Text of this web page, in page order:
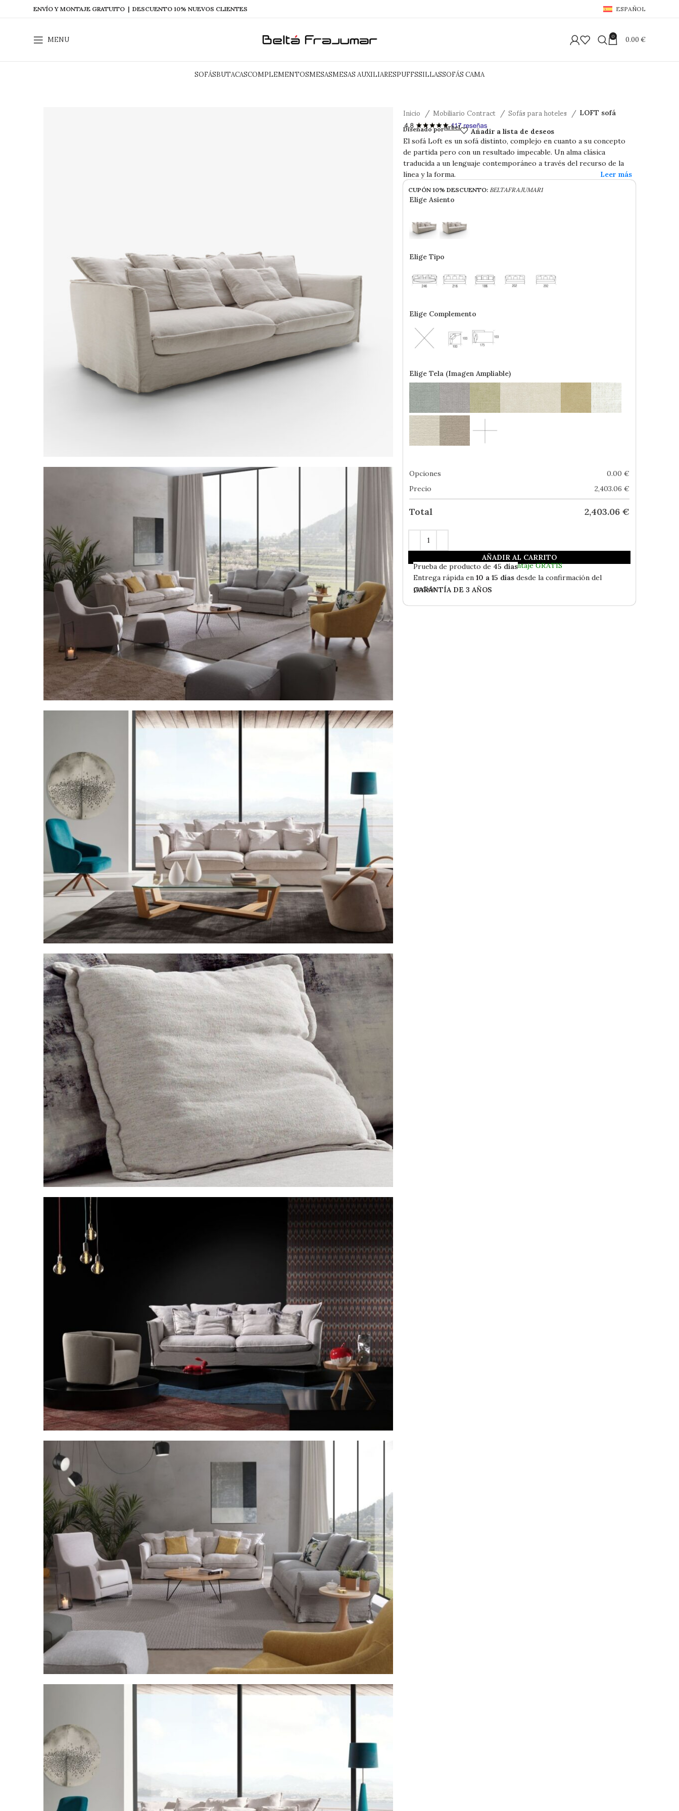
ENVÍO Y MONTAJE GRATUITO | DESCUENTO 10% NUEVOS CLIENTES ESPAÑOL
MENU 0 0.00 €
SOFÁSBUTACASCOMPLEMENTOSMESASMESAS AUXILIARESPUFFSSILLASSOFÁS CAMA
Inicio Mobiliario Contract Sofás para hoteles LOFT sofá
LOFT sofá
Diseñado porArbel Añadir a lista de deseos
El sofá Loft es un sofá distinto, complejo en cuanto a su concepto
de partida pero con un resultado impecable. Un alma clásica
traducida a un lenguaje contemporáneo a través del recurso de la
línea y la forma.
CUPÓN 10% DESCUENTO: BELTAFRAJUMAR1
Elige Asiento
Elige Tipo
Elige Complemento
Elige Tela (Imagen Ampliable)
Opciones 0.00 €
Precio
2,403.06 €
Total 2,403.06 €
AÑADIR AL CARRITO
EnStock- Envío Gratis
Incluida Subida a Vivienda y Montaje GRATIS
Prueba de producto de 45 días
Entrega rápida en 10 a 15 días desde la confirmación del
pedido
GARANTÍA DE 3 AÑOS